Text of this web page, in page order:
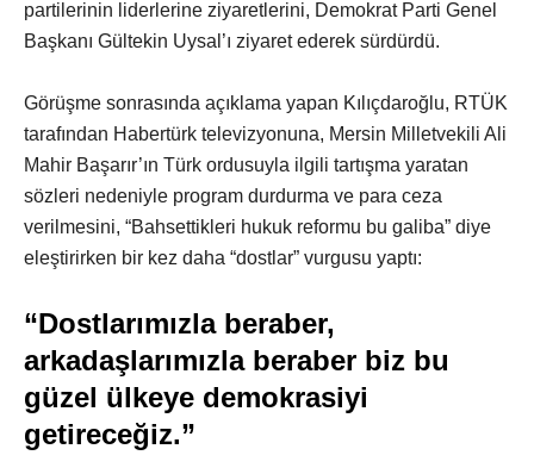
partilerinin liderlerine ziyaretlerini, Demokrat Parti Genel
Başkanı Gültekin Uysal’ı ziyaret ederek sürdürdü.
Görüşme sonrasında açıklama yapan Kılıçdaroğlu, RTÜK
tarafından Habertürk televizyonuna, Mersin Milletvekili Ali
Mahir Başarır’ın Türk ordusuyla ilgili tartışma yaratan
sözleri nedeniyle program durdurma ve para ceza
verilmesini, “Bahsettikleri hukuk reformu bu galiba” diye
eleştirirken bir kez daha “dostlar” vurgusu yaptı:
“Dostlarımızla beraber,
arkadaşlarımızla beraber biz bu
güzel ülkeye demokrasiyi
getireceğiz.”